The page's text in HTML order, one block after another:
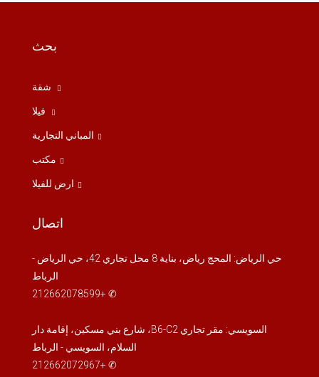
بحث
شقة
فيلا
المباني التجارية
مكتب
ارض للفيلا
اتصال
حي الرياض: المحج رياض، بناية 8 محل تجاري 42، حي الرياض -
الرباط
✆ +212662078599
السويسي: مقر تجاري B6-C2، شارع بني مسكين، إقامة دار
السلام، السويسي - الرباط
✆ +212662072967